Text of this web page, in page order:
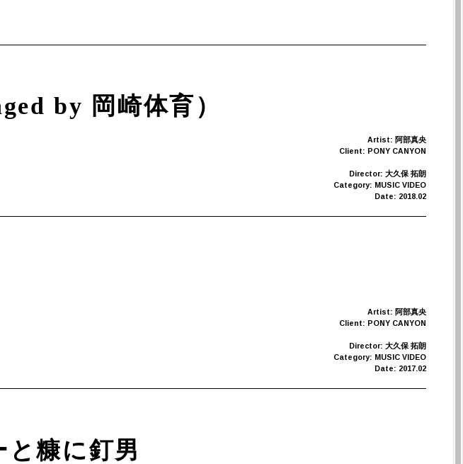
by 岡崎体育）
Artist: 阿部真央
Client: PONY CANYON
Director: 大久保 拓朗
Category: MUSIC VIDEO
Date: 2018.02
Artist: 阿部真央
Client: PONY CANYON
Director: 大久保 拓朗
Category: MUSIC VIDEO
Date: 2017.02
糠に釘男